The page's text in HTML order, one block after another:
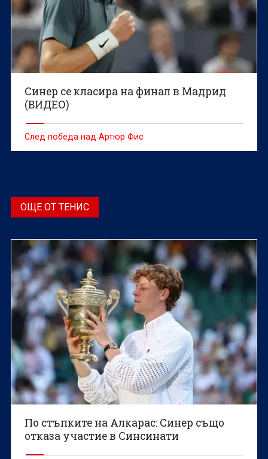
Синер се класира на финал в Мадрид
(ВИДЕО)
След победа над Артюр Фис
ОЩЕ ОТ ТЕНИС
По стъпките на Алкарас: Синер също
отказа участие в Синсинати